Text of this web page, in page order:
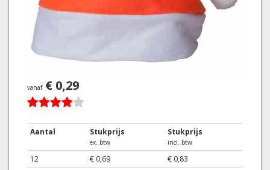
vanaf€ 0,29
Aantal Stukprijs
ex. btw
Stukprijs
incl. btw
12 € 0,69
€ 0,83